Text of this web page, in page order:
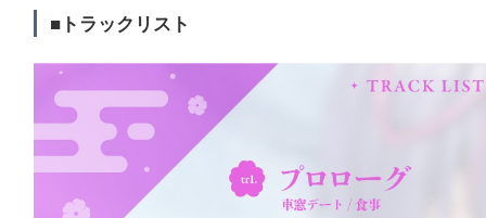
■トラックリスト